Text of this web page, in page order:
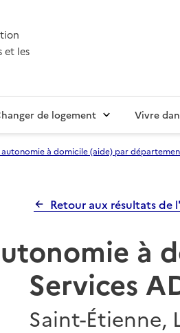
et les
de logement Vivre
autonomie à domicile (aide) par
Retour aux résultats de
à
Services
Saint-Étienne,